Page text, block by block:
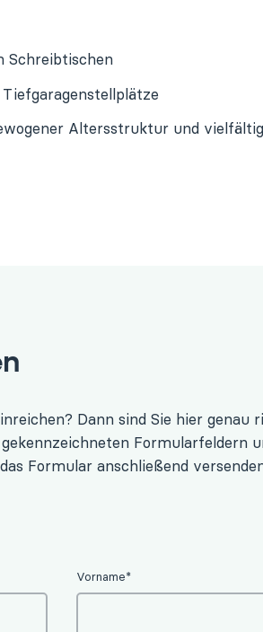
Schreibtischen
Altersstruktur und
Dann sind Sie hier genau
Formularfeldern
Formular anschließend
Vorname*